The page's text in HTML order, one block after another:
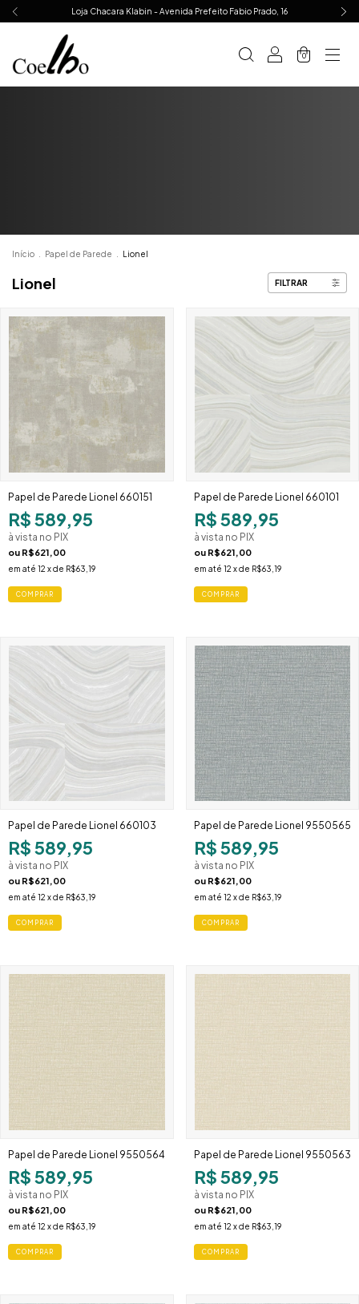
Loja Chacara Klabin - Avenida Prefeito Fabio Prado, 16
0
Início Papel de Parede Lionel
Lionel FILTRAR
Papel de Parede Lionel 660151
R$ 589,95
à vista no PIX
ou R$621,00
em até 12 x de R$63,19
Papel de Parede Lionel 660101
R$ 589,95
à vista no PIX
ou R$621,00
em até 12 x de R$63,19
Papel de Parede Lionel 660103
R$ 589,95
à vista no PIX
ou R$621,00
em até 12 x de R$63,19
Papel de Parede Lionel 9550565
R$ 589,95
à vista no PIX
ou R$621,00
em até 12 x de R$63,19
Papel de Parede Lionel 9550564
R$ 589,95
à vista no PIX
ou R$621,00
em até 12 x de R$63,19
Papel de Parede Lionel 9550563
R$ 589,95
à vista no PIX
ou R$621,00
em até 12 x de R$63,19